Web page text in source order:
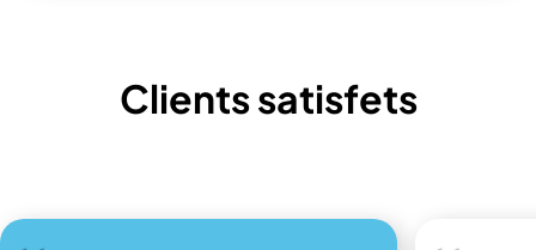
Clients satisfets